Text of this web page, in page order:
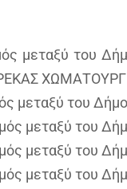
μεταξύ του
μεταξύ του
μεταξύ του
μεταξύ του
μεταξύ του